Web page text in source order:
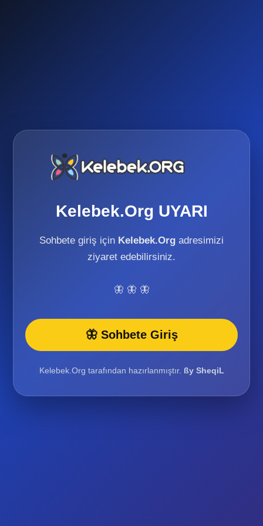
Kelebek.Org UYARI
Sohbete giriş için Kelebek.Org adresimizi
ziyaret edebilirsiniz.
🦋 🦋 🦋
🦋 Sohbete Giriş
Kelebek.Org tarafından hazırlanmıştır. ßy SheqiL